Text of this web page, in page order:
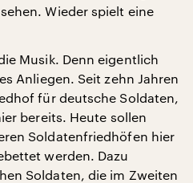
Wieder spielt eine
Musik. Denn eigentlich
Anliegen. Seit zehn Jahren
für deutsche Soldaten,
bereits. Heute sollen
Soldatenfriedhöfen hier
werden. Dazu
Soldaten, die im Zweiten